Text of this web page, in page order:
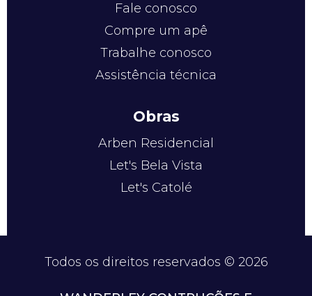
Fale conosco
Compre um apê
Trabalhe conosco
Assistência técnica
Obras
Arben Residencial
Let's Bela Vista
Let's Catolé
Todos os direitos reservados © 2026